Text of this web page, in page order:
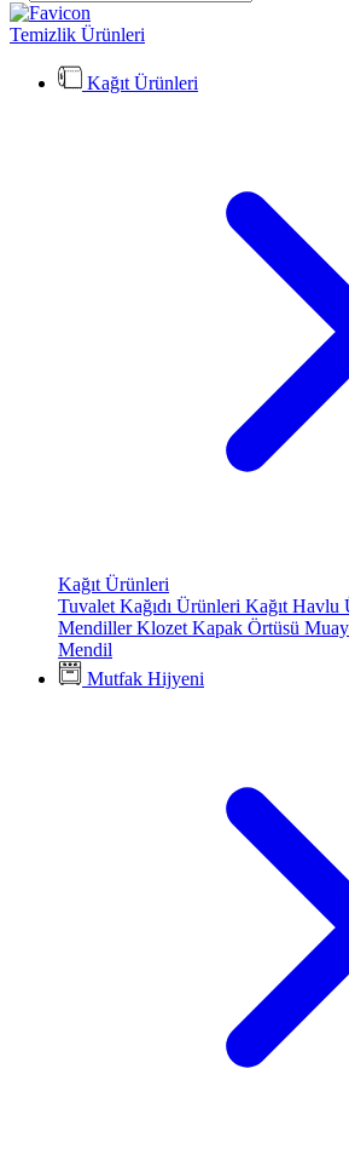
Temizlik Ürünleri
Kağıt Ürünleri
Kağıt Ürünleri
Tuvalet Kağıdı Ürünleri Kağıt Havlu
MendillerKlozet Kapak Örtüsü
Mendil
Mutfak Hijyeni